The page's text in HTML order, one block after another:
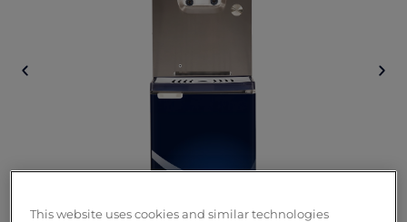
This website uses cookies and similar technologies